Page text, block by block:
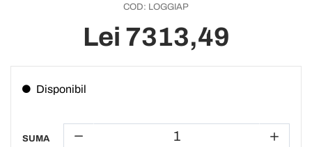
COD: LOGGIAP
Lei 7313,49
Disponibil
SUMA